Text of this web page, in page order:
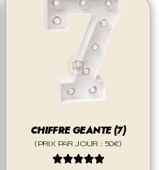
CHIFFRE GEANTE (7)
(PRIX PAR JOUR : 50€)
